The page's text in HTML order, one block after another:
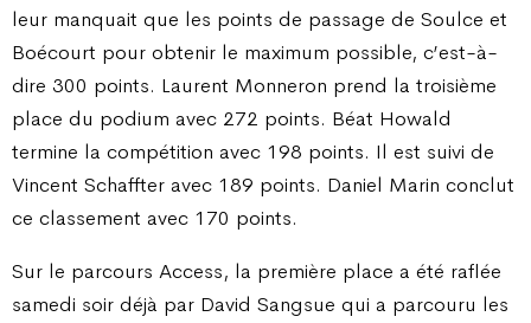
leur manquait que les points de passage de Soulce et
Boécourt pour obtenir le maximum possible, c’est-à-
dire 300 points. Laurent Monneron prend la troisième
place du podium avec 272 points. Béat Howald
termine la compétition avec 198 points. Il est suivi de
Vincent Schaffter avec 189 points. Daniel Marin conclut
ce classement avec 170 points.
Sur le parcours Access, la première place a été raflée
samedi soir déjà par David Sangsue qui a parcouru les